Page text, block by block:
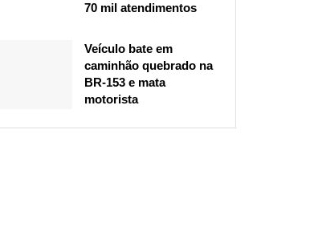
70 mil atendimentos
Veículo bate em
caminhão quebrado na
BR-153 e mata
motorista